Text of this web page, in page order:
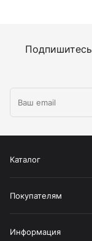
Каталог
Покупателям
Информация